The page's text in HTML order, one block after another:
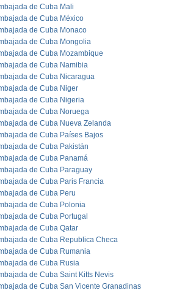
de Cuba Mali
de Cuba México
de Cuba Monaco
de Cuba Mongolia
de Cuba Mozambique
de Cuba Namibia
de Cuba Nicaragua
de Cuba Niger
de Cuba Nigeria
de Cuba Noruega
de Cuba Nueva Zelanda
de Cuba Países Bajos
de Cuba Pakistán
de Cuba Panamá
de Cuba Paraguay
de Cuba Paris Francia
de Cuba Peru
de Cuba Polonia
de Cuba Portugal
de Cuba Qatar
de Cuba Republica Checa
de Cuba Rumania
de Cuba Rusia
de Cuba Saint Kitts Nevis
de Cuba San Vicente Granadinas